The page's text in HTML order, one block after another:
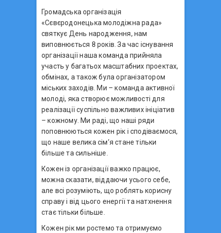
Громадська організація
«Сєвєродонецька молодіжна рада»
святкує День народження, нам
виповнюється 8 років. За час існування
організації наша команда прийняла
участь у багатьох масштабних проектах,
обмінах, а також була організатором
міських заходів. Ми – команда активної
молоді, яка створює можливості для
реалізації суспільно важливих ініціатив
– кожному. Ми раді, що наші ряди
поповнюються кожен рік і сподіваємося,
що наше велика сім’я стане тільки
більше та сильніше.
Кожен із організації важко працює,
можна сказати, віддаючи усього себе,
але всі розуміють, що роблять корисну
справу і від цього енергії та натхнення
стає тільки більше.
Кожен рік ми ростемо та отримуємо